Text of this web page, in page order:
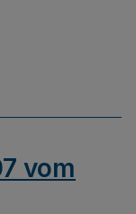
vom